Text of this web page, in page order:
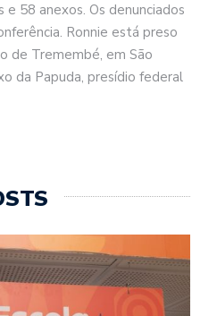
58 anexos. Os denunciados
Ronnie está preso
de Tremembé, em São
da Papuda, presídio federal